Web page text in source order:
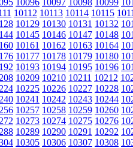
10096 10097 10098 10099
10112 10113 10114 10115
10129 10130 10131 10132
10145 10146 10147 10148
10161 10162 10163 10164
10177 10178 10179 10180
10193 10194 10195 10196
10209 10210 10211 10212
10225 10226 10227 10228
10241 10242 10243 10244
10257 10258 10259 10260
10273 10274 10275 10276
10289 10290 10291 10292
10305 10306 10307 10308